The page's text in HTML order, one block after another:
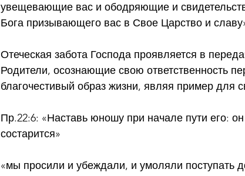
увещевающие вас и ободряющие и
Бога призывающего вас в Свое Царство и
Отеческая забота Господа проявляется в
Родители, осознающие свою ответственность
благочестивый образ жизни, являя пример для
Пр.22:6: «Наставь юношу при начале пути его: он
состарится»
«мы просили и убеждали, и умоляли поступать